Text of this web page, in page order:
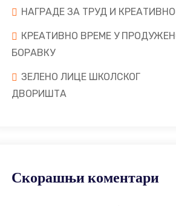
НАГРАДЕ ЗА ТРУД И
КРЕАТИВНО ВРЕМЕ У
БОРАВКУ
ЗЕЛЕНО ЛИЦЕ ШКОЛСКОГ
ДВОРИШТА
Скорашњи коментари